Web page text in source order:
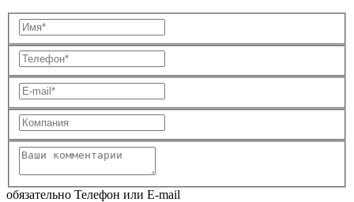
обязательно Телефон или E-mail